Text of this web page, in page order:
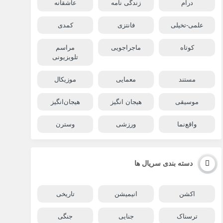
درام زندگی نامه عاشقانه
علمی-تخیلی فانتزی کمدی
کوتاه ماجراجویی
مراسم
تلویزیونی
مستند معمایی موزیکال
موسیقی هیجان انگیز هیجان‌انگیز
واقع‌نما ورزشی وسترن
دسته بندی سریال ها
اکشن انیمیشن تاریخی
ترسناک جنایی جنگی